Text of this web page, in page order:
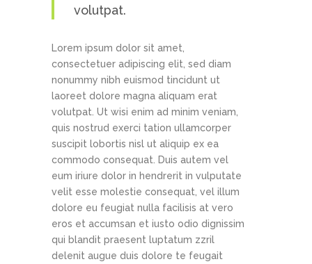
volutpat.
Lorem ipsum dolor sit amet,
consectetuer adipiscing elit, sed diam
nonummy nibh euismod tincidunt ut
laoreet dolore magna aliquam erat
volutpat. Ut wisi enim ad minim veniam,
quis nostrud exerci tation ullamcorper
suscipit lobortis nisl ut aliquip ex ea
commodo consequat. Duis autem vel
eum iriure dolor in hendrerit in vulputate
velit esse molestie consequat, vel illum
dolore eu feugiat nulla facilisis at vero
eros et accumsan et iusto odio dignissim
qui blandit praesent luptatum zzril
delenit augue duis dolore te feugait